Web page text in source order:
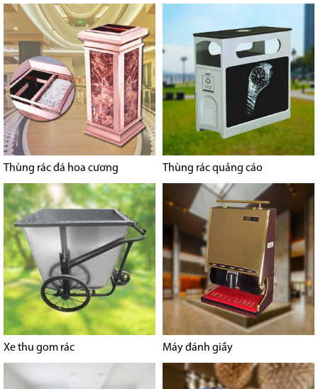
Thùng rác đá hoa cương Thùng rác quảng cáo
Xe thu gom rác Máy đánh giầy